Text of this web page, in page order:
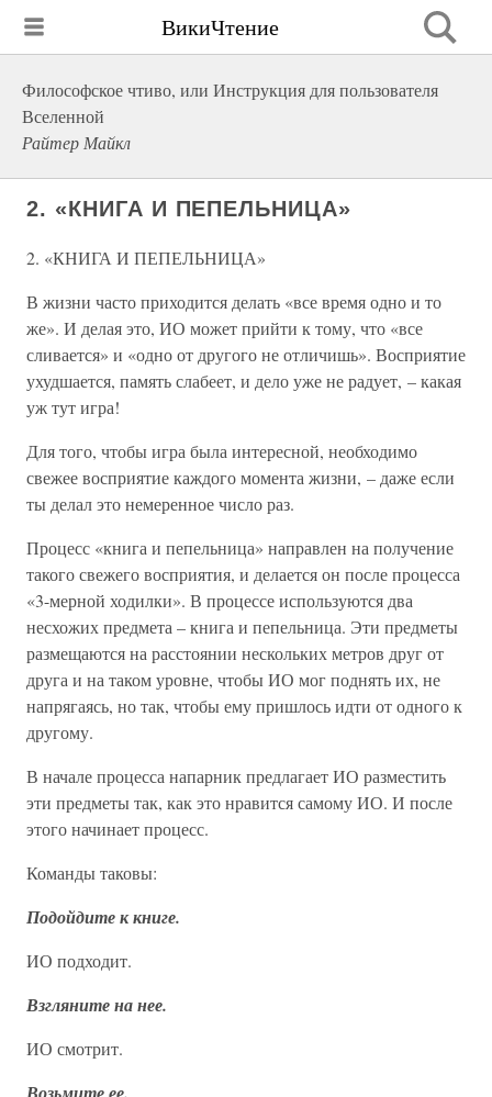
ВикиЧтение
Философское чтиво, или Инструкция для пользователя
Вселенной
Райтер Майкл
2. «КНИГА И ПЕПЕЛЬНИЦА»
2. «КНИГА И ПЕПЕЛЬНИЦА»
В жизни часто приходится делать «все время одно и то
же». И делая это, ИО может прийти к тому, что «все
сливается» и «одно от другого не отличишь». Восприятие
ухудшается, память слабеет, и дело уже не радует, – какая
уж тут игра!
Для того, чтобы игра была интересной, необходимо
свежее восприятие каждого момента жизни, – даже если
ты делал это немеренное число раз.
Процесс «книга и пепельница» направлен на получение
такого свежего восприятия, и делается он после процесса
«3-мерной ходилки». В процессе используются два
несхожих предмета – книга и пепельница. Эти предметы
размещаются на расстоянии нескольких метров друг от
друга и на таком уровне, чтобы ИО мог поднять их, не
напрягаясь, но так, чтобы ему пришлось идти от одного к
другому.
В начале процесса напарник предлагает ИО разместить
эти предметы так, как это нравится самому ИО. И после
этого начинает процесс.
Команды таковы:
Подойдите к книге.
ИО подходит.
Взгляните на нее.
ИО смотрит.